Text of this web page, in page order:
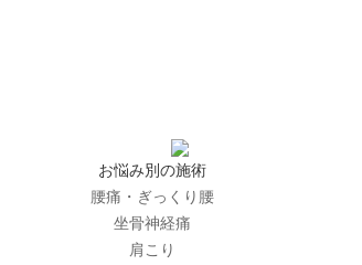
お悩み別の施術
腰痛・ぎっくり腰
坐骨神経痛
肩こり